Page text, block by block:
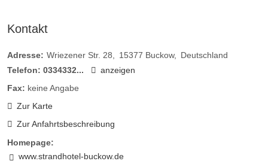
Kontakt
Adresse: Wriezener Str. 28 15377 Buckow
Deutschland
Telefon: 0334332...
anzeigen
Fax: keine Angabe
Zur Karte
Zur Anfahrtsbeschreibung
Homepage:
www.strandhotel-buckow.de